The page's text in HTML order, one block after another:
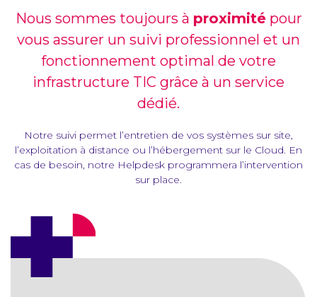
Nous sommes toujours à proximitépour
vous assurer un suivi professionnel et un
fonctionnement optimal de votre
infrastructure TIC grâce à un service
dédié.
Notre suivi permet l’entretien de vos systèmes sur site,
l’exploitation à distance ou l’hébergement sur le Cloud. En
cas de besoin, notre Helpdesk programmera l’intervention
sur place.